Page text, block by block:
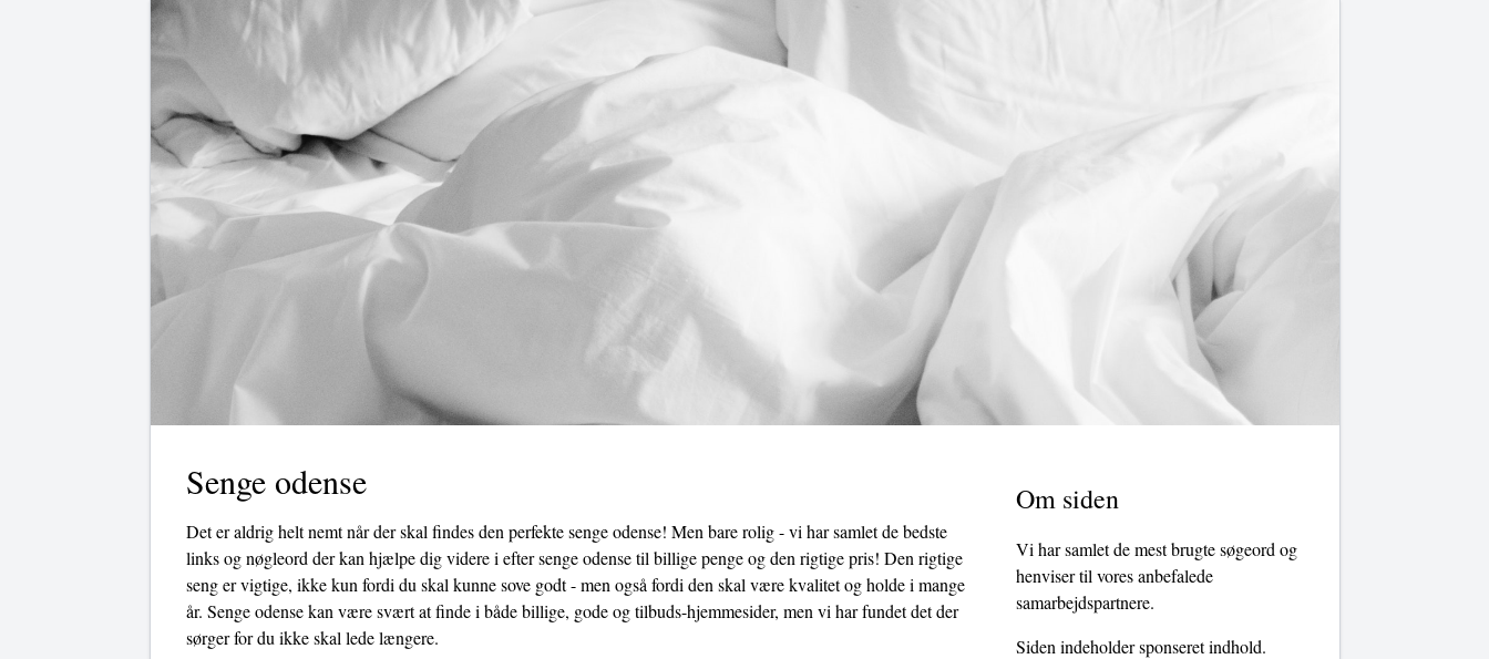
Senge odense
Det er aldrig helt nemt når der skal findes den perfekte senge odense! Men bare rolig - vi har samlet de bedste
links og nøgleord der kan hjælpe dig videre i efter senge odense til billige penge og den rigtige pris! Den rigtige
seng er vigtige, ikke kun fordi du skal kunne sove godt - men også fordi den skal være kvalitet og holde i mange
år. Senge odense kan være svært at finde i både billige, gode og tilbuds-hjemmesider, men vi har fundet det der
sørger for du ikke skal lede længere.
Om siden
Vi har samlet de mest brugte søgeord og
henviser til vores anbefalede
samarbejdspartnere.
Siden indeholder sponseret indhold.